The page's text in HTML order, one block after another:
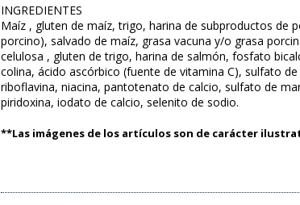
INGREDIENTES
Maíz , gluten de maíz, trigo, harina de subproductos de
porcino), salvado de maíz, grasa vacuna y/o grasa
celulosa , gluten de trigo, harina de salmón, fosfato
colina, ácido ascórbico (fuente de vitamina C), sulfato
riboflavina, niacina, pantotenato de calcio, sulfato de
piridoxina, iodato de calcio, selenito de sodio.
**Las imágenes de los artículos son de carácter